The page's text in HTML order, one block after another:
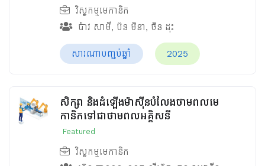
វិស្វកម្មមេកានិក
ប៉ាវ សាមី, ប៊ន មិនា, ចិន ដុះ
សារណាបញ្ចប់ឆ្នាំ 2025
សិក្សា និងដំឡើងម៉ាស៊ីនបំលែងថាមពលមេ
កានិកទៅជាថាមពលអគ្គិសនី
Featured
វិស្វកម្មមេកានិក